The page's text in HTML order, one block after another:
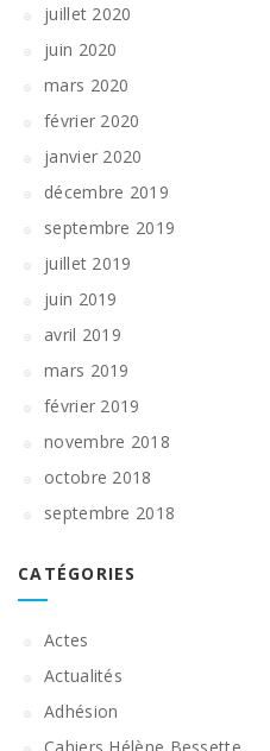
juillet 2020
juin 2020
mars 2020
février 2020
janvier 2020
décembre 2019
septembre 2019
juillet 2019
juin 2019
avril 2019
mars 2019
février 2019
novembre 2018
octobre 2018
septembre 2018
CATÉGORIES
Actes
Actualités
Adhésion
Cahiers Hélène Bessette